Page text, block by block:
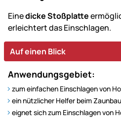
Einedicke Stoßplatte
erleichtert das Einschlagen.
Auf einen Blick
Anwendungsgebiet:
zum einfachen Einschlagen von
ein nützlicher Helfer beim
eignet sich zum Einschlagen von